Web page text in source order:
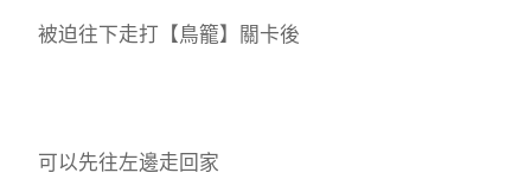
被迫往下走打【鳥籠】關卡後
可以先往左邊走回家